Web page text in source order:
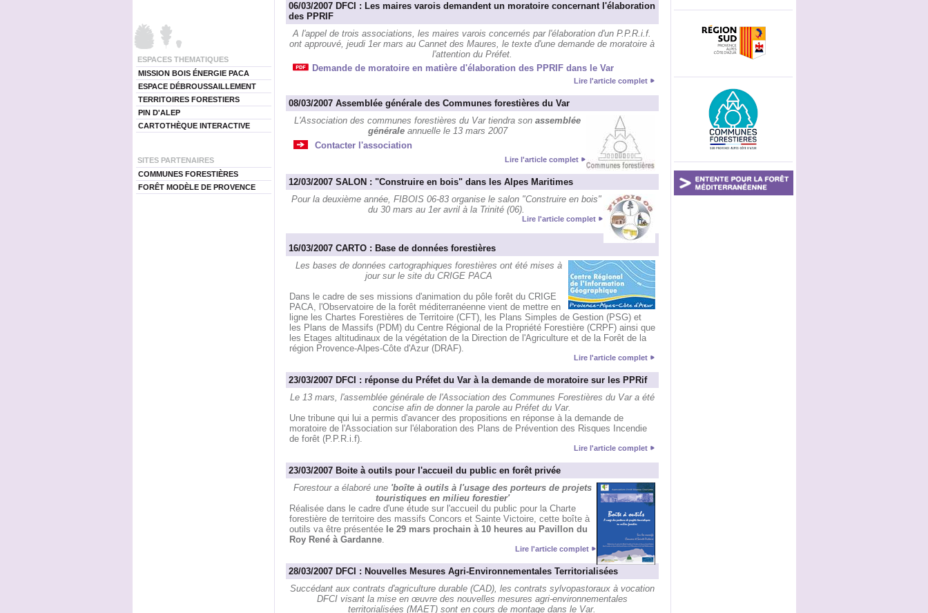
ESPACES THEMATIQUES
MISSION BOIS ÉNERGIE PACA
ESPACE DÉBROUSSAILLEMENT
TERRITOIRES FORESTIERS
PIN D'ALEP
CARTOTHÈQUE INTERACTIVE
SITES PARTENAIRES
COMMUNES FORESTIÈRES
FORÊT MODÈLE DE PROVENCE
06/03/2007 DFCI : Les maires varois demandent un moratoire concernant l'élaboration
des PPRIF
A l'appel de trois associations, les maires varois concernés par l'élaboration d'un P.P.R.i.f.
ont approuvé, jeudi 1er mars au Cannet des Maures, le texte d'une demande de moratoire à
l'attention du Préfet.
Demande de moratoire en matière d'élaboration des PPRIF dans le Var
Lire l'article complet
08/03/2007 Assemblée générale des Communes forestières du Var
L'Association des communes forestières du Var tiendra son assemblée
généraleannuelle le 13 mars 2007
Contacter l'association
Lire l'article complet
12/03/2007 SALON : "Construire en bois" dans les Alpes Maritimes
Pour la deuxième année, FIBOIS 06-83 organise le salon "Construire en bois"
du 30 mars au 1er avril à la Trinité (06).
Lire l'article complet
16/03/2007 CARTO : Base de données forestières
Les bases de données cartographiques forestières ont été mises à
jour sur le site du CRIGE PACA
Dans le cadre de ses missions d'animation du pôle forêt du CRIGE
PACA, l'Observatoire de la forêt méditerranéenne vient de mettre en
ligne les Chartes Forestières de Territoire (CFT), les Plans Simples de Gestion (PSG) et
les Plans de Massifs (PDM) du Centre Régional de la Propriété Forestière (CRPF) ainsi que
les Etages altitudinaux de la végétation de la Direction de l'Agriculture et de la Forêt de la
région Provence-Alpes-Côte d'Azur (DRAF).
Lire l'article complet
23/03/2007 DFCI : réponse du Préfet du Var à la demande de moratoire sur les PPRif
Le 13 mars, l'assemblée générale de l'Association des Communes Forestières du Var a été
concise afin de donner la parole au Préfet du Var.
Une tribune qui lui a permis d'avancer des propositions en réponse à la demande de
moratoire de l'Association sur l'élaboration des Plans de Prévention des Risques Incendie
de forêt (P.P.R.i.f).
Lire l'article complet
23/03/2007 Boite à outils pour l'accueil du public en forêt privée
Forestour a élaboré une 'boîte à outils à l'usage des porteurs de projets
touristiques en milieu forestier'
Réalisée dans le cadre d'une étude sur l'accueil du public pour la Charte
forestière de territoire des massifs Concors et Sainte Victoire, cette boîte à
outils va être présentée le 29 mars prochain à 10 heures au Pavillon du
Roy René à Gardanne.
Lire l'article complet
28/03/2007 DFCI : Nouvelles Mesures Agri-Environnementales Territorialisées
Succédant aux contrats d'agriculture durable (CAD), les contrats sylvopastoraux à vocation
DFCI visant la mise en œuvre des nouvelles mesures agri-environnementales
territorialisées (MAET) sont en cours de montage dans le Var.